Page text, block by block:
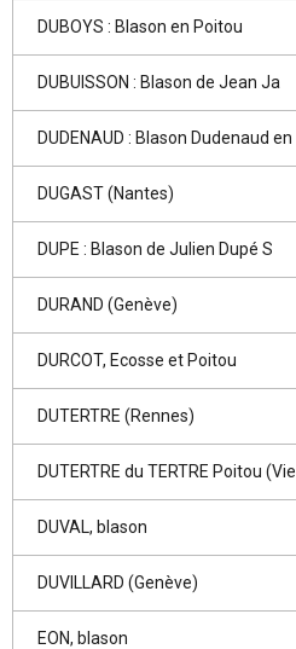
DUBOYS : Blason en Poitou
DUBUISSON : Blason de Jean Ja
DUDENAUD : Blason Dudenaud en
DUGAST (Nantes)
DUPE : Blason de Julien Dupé S
DURAND (Genève)
DURCOT, Ecosse et Poitou
DUTERTRE (Rennes)
DUTERTRE du TERTRE Poitou (Vie
DUVAL, blason
DUVILLARD (Genève)
EON, blason